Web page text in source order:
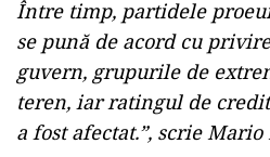
Între timp, partidele
se pună de acord cu
guvern, grupurile de
teren, iar ratingul de
a fost afectat.”, scrie